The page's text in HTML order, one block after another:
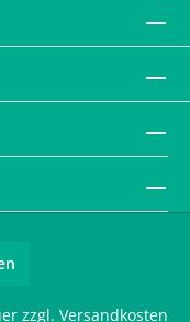
zzgl. Versandkosten